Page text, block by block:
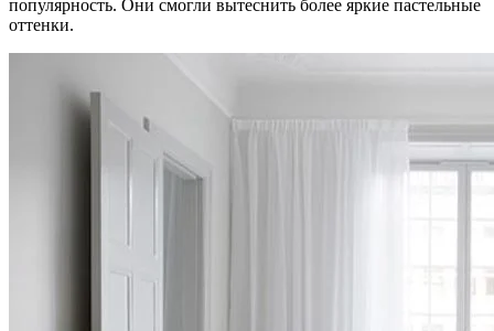
популярность. Они смогли вытеснить более яркие пастельные
оттенки.